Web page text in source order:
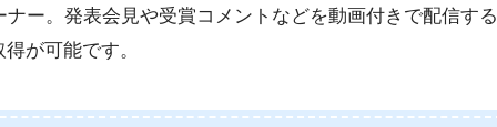
ー。発表会見や受賞コメントなどを動画付きで配信する
が可能です。